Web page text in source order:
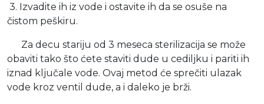
3. Izvadite ih iz vode i ostavite ih da se osuše na
čistom peškiru.
Za decu stariju od 3 meseca sterilizacija se može
obaviti tako što ćete staviti dude u cediljku i pariti ih
iznad ključale vode. Ovaj metod će sprečiti ulazak
vode kroz ventil dude, a i daleko je brži.